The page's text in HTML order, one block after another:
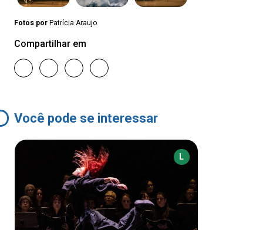
Fotos por Patrícia Araujo
Compartilhar em
Você pode se interessar
L